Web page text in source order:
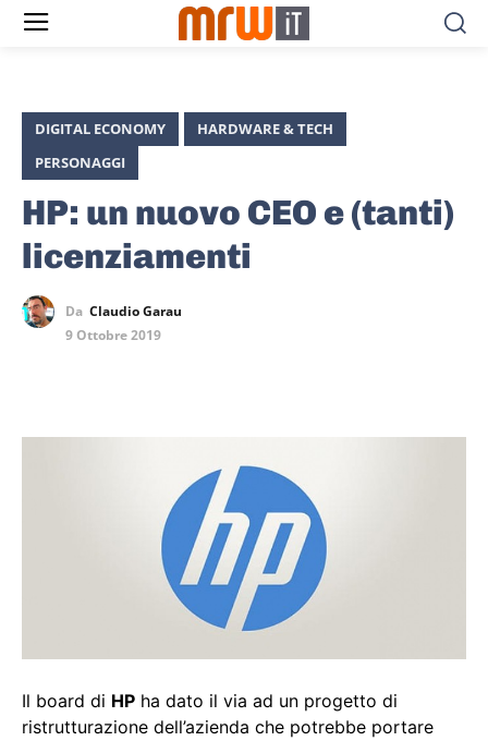
DIGITAL ECONOMY
HARDWARE & TECH
PERSONAGGI
HP: un nuovo CEO e (tanti)
licenziamenti
Da Claudio Garau
9 Ottobre 2019
Il board di HP ha dato il via ad un progetto di
ristrutturazione dell’azienda che potrebbe portare